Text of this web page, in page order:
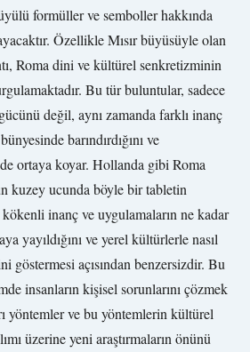
formüller ve semboller hakkında
Özellikle Mısır büyüsüyle olan
Roma dini ve kültürel senkretizminin
Bu tür buluntular, sadece
değil, aynı zamanda farklı inanç
barındırdığını ve
ortaya koyar. Hollanda gibi Roma
kuzey ucunda böyle bir tabletin
kökenli inanç ve uygulamaların ne kadar
yayıldığını ve yerel kültürlerle nasıl
göstermesi açısından benzersizdir. Bu
insanların kişisel sorunlarını çözmek
yöntemler ve bu yöntemlerin kültürel
üzerine yeni araştırmaların önünü